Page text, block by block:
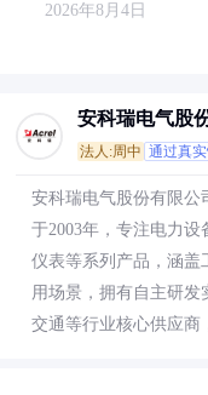
2026年8月4日
安科瑞电气股
法人:周中 通过真
安科瑞电气股份有限公
于2003年，专注电力
仪表等系列产品，涵盖
用场景，拥有自主研发
交通等行业核心供应商